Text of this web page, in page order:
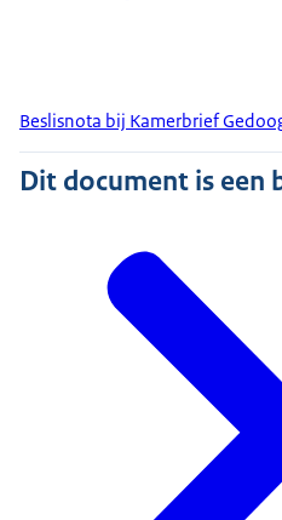
Beslisnota bij Kamerbrief
Dit document is een